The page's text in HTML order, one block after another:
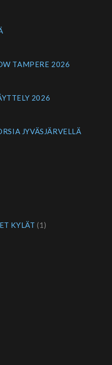
TAMPERE 2026
2026
JYVÄSJÄRVELLÄ
KYLÄT (1)